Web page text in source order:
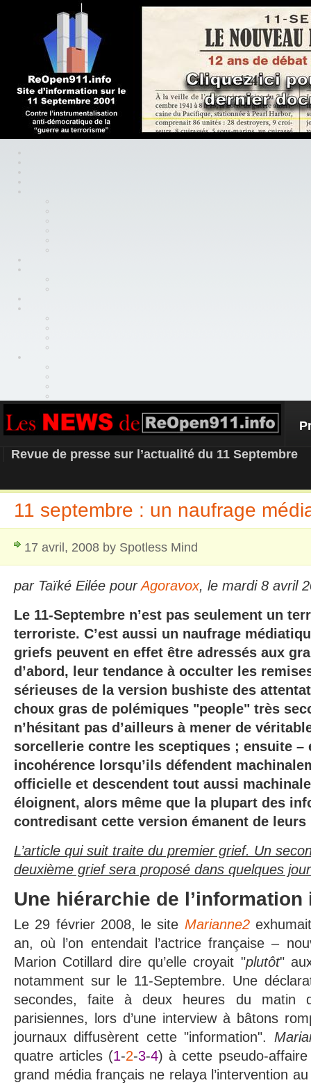
REOPEN911 – NEWS
Revue de presse sur l’actualité du 11 Septembre
11 septembre : un naufrage
17 avril, 2008 by Spotless Mind
par Taïké Eilée pourAgoravox, le mardi 8 avril
Le 11-Septembre n’est pas seulement un
terroriste. C’est aussi un naufrage
griefs peuvent en effet être adressés aux
d’abord, leur tendance à occulter les
sérieuses de la version bushiste des
choux gras de polémiques "people" très
n’hésitant pas d’ailleurs à mener de
sorcellerie contre les sceptiques ; ensuite –
incohérence lorsqu’ils défendent
officielle et descendent tout aussi
éloignent, alors même que la plupart des
contredisant cette version émanent de
L’article qui suit traite du premier grief. Un
deuxième grief sera proposé dans quelques
Une hiérarchie de l’information
Le 29 février 2008, le site Marianne2
an, où l’on entendait l’actrice française –
Marion Cotillard dire qu’elle croyait "plutôt"
notamment sur le 11-Septembre. Une
secondes, faite à deux heures du matin
parisiennes, lors d’une interview à bâtons
journaux diffusèrent cette "information".
quatre articles (1-2-3-4) à cette pseudo-
grand média français ne relaya l’intervention